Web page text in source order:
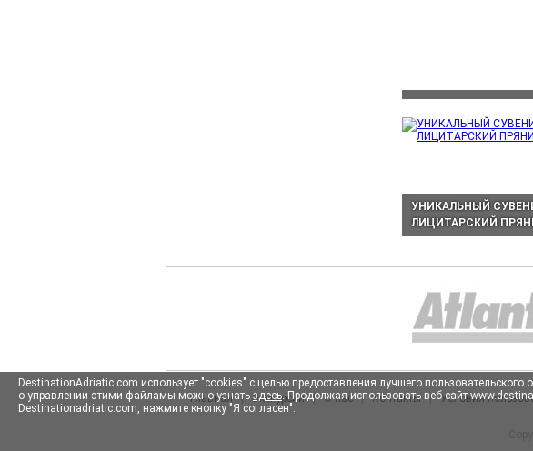
УНИКАЛЬНЫЙ
ЛИЦИТАРСКИЙ
DestinationAdriatic.com использует "cookies" с целью предоставления лучшего
о управлении этими файламы можно узнать здесь. Продолжая использовать веб-сайт
Destinationadriatic.com, нажмите кнопку "Я согласен".
Главная| Экскурсии|О нас|Контакты |Условия